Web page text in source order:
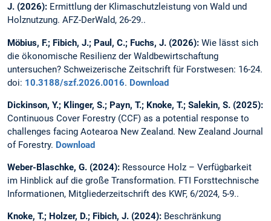
J. (2026): Ermittlung der Klimaschutzleistung von Wald und
Holznutzung. AFZ-DerWald, 26-29..
Möbius, F.; Fibich, J.; Paul, C.; Fuchs, J. (2026): Wie lässt sich
die ökonomische Resilienz der Waldbewirtschaftung
untersuchen? Schweizerische Zeitschrift für Forstwesen: 16-24.
doi: 10.3188/szf.2026.0016. Download
Dickinson, Y.; Klinger, S.; Payn, T.; Knoke, T.; Salekin, S. (2025):
Continuous Cover Forestry (CCF) as a potential response to
challenges facing Aotearoa New Zealand. New Zealand Journal
of Forestry. Download
Weber-Blaschke, G. (2024): Ressource Holz – Verfügbarkeit
im Hinblick auf die große Transformation. FTI Forsttechnische
Informationen, Mitgliederzeitschrift des KWF, 6/2024, 5-9..
Knoke, T.; Holzer, D.; Fibich, J. (2024): Beschränkung